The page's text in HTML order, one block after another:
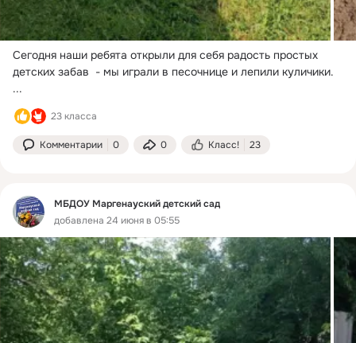
Сегодня наши ребята открыли для себя радость простых
детских забав  - мы играли в песочнице и лепили куличики.
...
23 класса
Комментарии 0 0 Класс! 23
МБДОУ Маргенауский детский сад
добавлена 24 июня в 05:55